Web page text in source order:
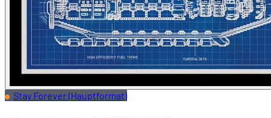
Stay Forever (Hauptformat)